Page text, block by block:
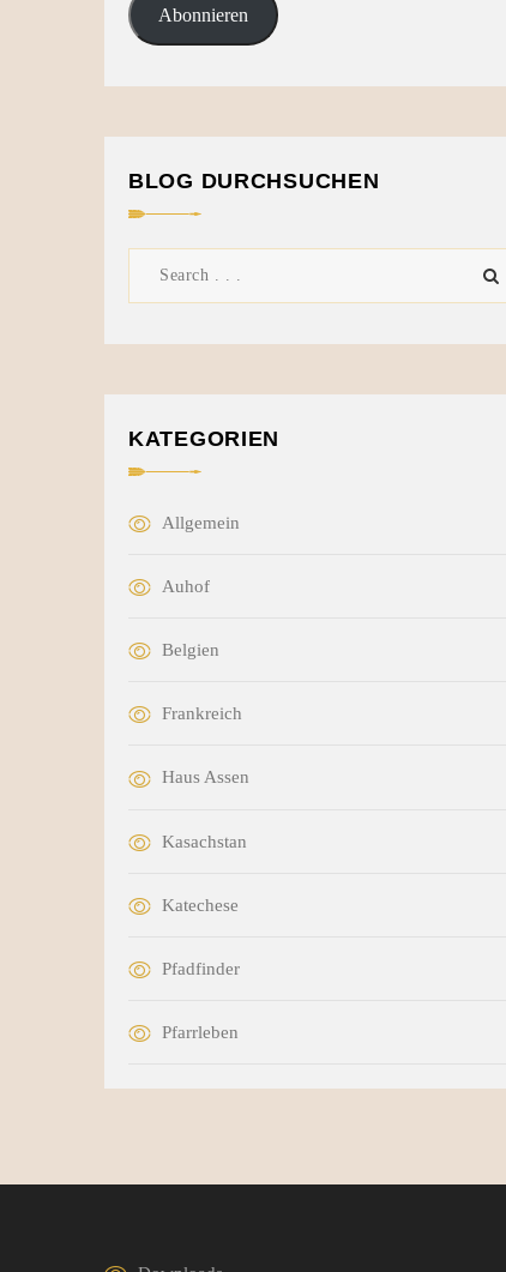
Abonnieren
BLOG DURCHSUCHEN
KATEGORIEN
Allgemein
Auhof
Belgien
Frankreich
Haus Assen
Kasachstan
Katechese
Pfadfinder
Pfarrleben